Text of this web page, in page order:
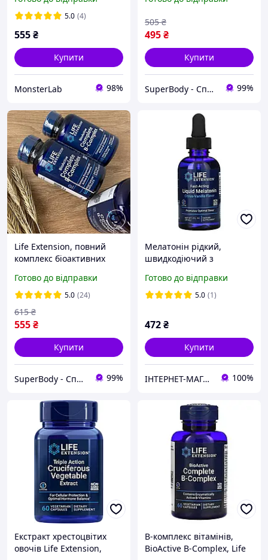
Life Extension 60 шт,
Полівітаміни з
5.0 (4)
555₴
Купити
MonsterLab 98%
495₴
505 ₴
Купити
SuperBody - Спортивне харчування та аксесуари для спортсменів і не тільки!!! 99%
Life Extension, повний
комплекс біоактивних
вегетаріанських капсул
Готово до відправки
5.0 (24)
555₴
615 ₴
Купити
SuperBody - Спортивне харчування та аксесуари для спортсменів і не тільки!!! 99%
Мелатонін рідкий,
швидкодіючий з
смаком, Fast-Acting Liquid
Melatonin, Life Extension,
Готово до відправки
5.0 (1)
472₴
Купити
ІНТЕРНЕТ-МАГАЗИН "ВІТАМАНІЯ" 100%
Екстракт хрестоцвітих
овочів Life Extension,
В-комплекс вітамінів,
BioActive B-Complex, Life